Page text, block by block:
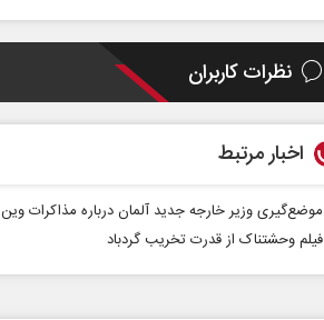
نظرات کاربران
اخبار مرتبط
موضع‌گیری وزیر خارجه جدید آلمان درباره مذاکرات وین
فیلم وحشتناک از قدرت تخریب گردباد